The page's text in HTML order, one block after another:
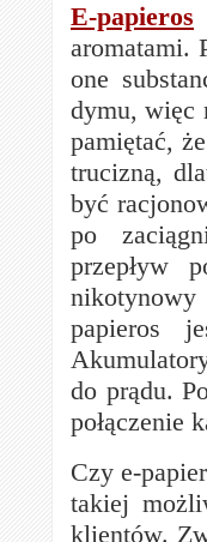
E-papieros
aromatami.
one
dymu, więc
pamiętać,
trucizną,
być
po
przepływ
papieros
do prądu.
połączenie
Czy e-
takiej
klientów.